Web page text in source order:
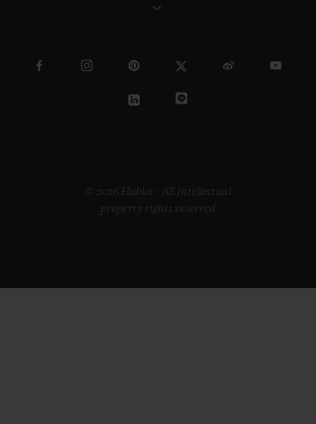
© 2026 Hublot - All intellectual
property rights reserved